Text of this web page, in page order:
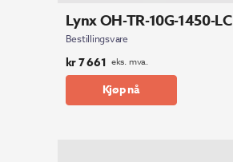
Lynx OH-TR-10G-1450-LC
Bestillingsvare
kr7 661 eks. mva.
Kjøp nå